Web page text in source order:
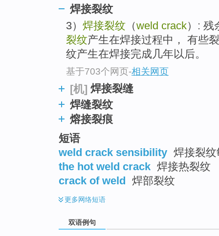
焊接裂纹
3） 焊接裂纹 （weld crack）: 残
裂纹产生在焊接过程中， 有些
纹产生在焊接完成几年以后。
基于703个网页-相关网页
[机] 焊接裂缝
焊缝裂纹
熔接裂痕
短语
weld crack sensibility 焊接裂
the hot weld crack 焊接热裂纹
crack of weld 焊部裂纹
更多网络短语
双语例句